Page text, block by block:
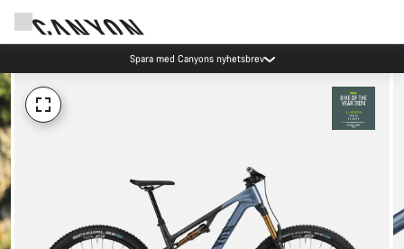
Spara med Canyons nyhetsbrev